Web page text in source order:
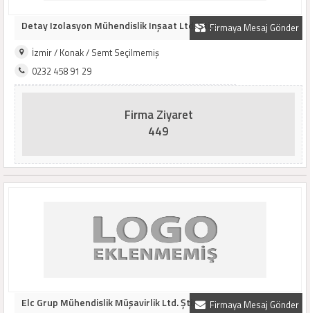
Firmaya Mesaj Gönder
Detay Izolasyon Mühendislik Inşaat Ltd. Şti...
İzmir / Konak / Semt Seçilmemiş
0232 458 91 29
Firma Ziyaret
449
Firmaya Mesaj Gönder
Elc Grup Mühendislik Müşavirlik Ltd. Şti.